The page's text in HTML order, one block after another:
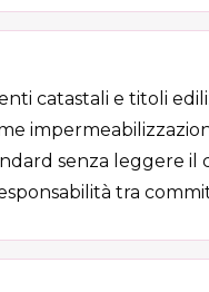
catastali e titoli
senza leggere il
tra